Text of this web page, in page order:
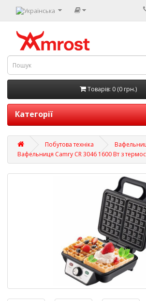
Товарів: 0 (0 грн.)
Категорії
Побутова техніка
Вафельниця Camry CR 3046 1600 Вт з